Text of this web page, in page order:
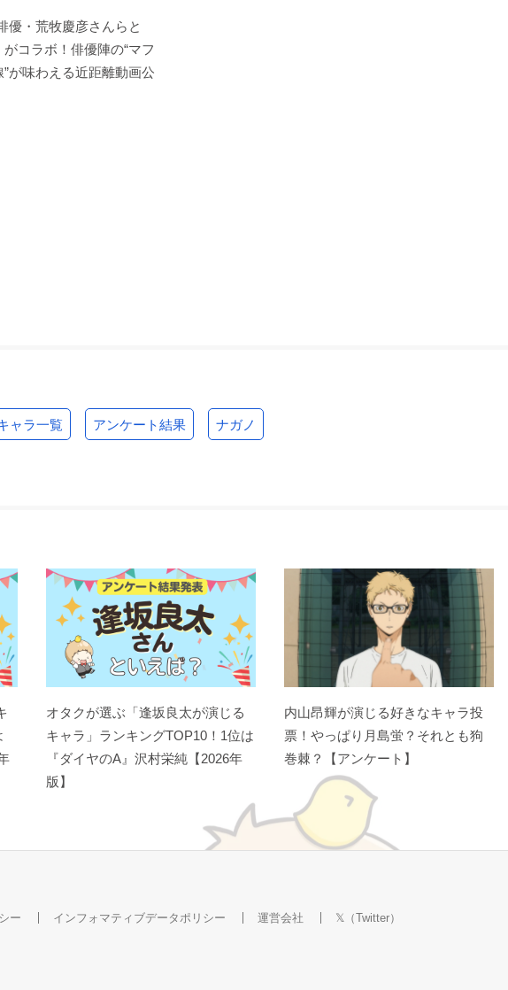
優・荒牧慶彦さんらと
がコラボ！俳優陣の“マフ
”が味わえる近距離動画公
ャラ一覧 アンケート結果 ナガノ
オタクが選ぶ「逢坂良太が演じる
キャラ」ランキングTOP10！1位は
『ダイヤのA』沢村栄純【2026年
版】
内山昂輝が演じる好きなキャラ投
票！やっぱり月島蛍？それとも狗
巻棘？【アンケート】
ー インフォマティブデータポリシー 運営会社 𝕏（Twitter）